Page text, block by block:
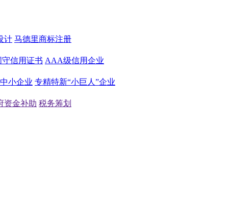
计 马德里商标注册
守信用证书 AAA级信用企业
小企业 专精特新“小巨人”企业
资金补助 税务筹划